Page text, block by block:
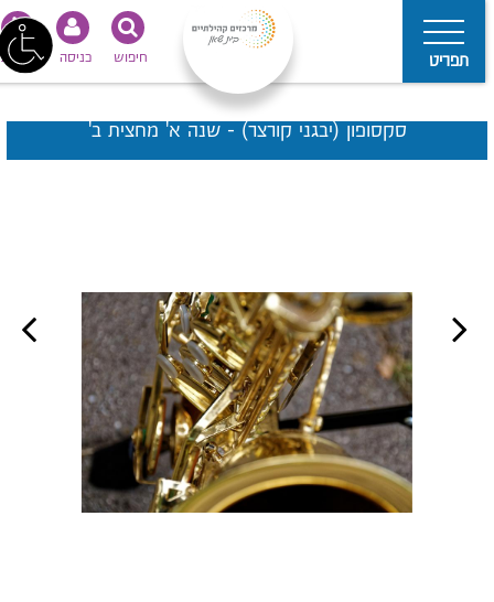
תפריט נגישות כניסה חיפוש
סקסופון (יבגני קורצר) - שנה א' מחצית ב'